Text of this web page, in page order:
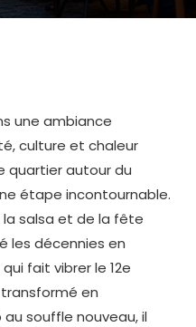
une ambiance
culture et chaleur
quartier autour du
étape incontournable.
salsa et de la fête
les décennies en
fait vibrer le 12e
transformé en
souffle nouveau, il